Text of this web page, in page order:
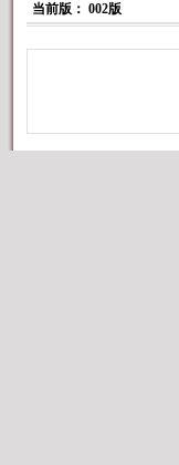
当前版： 002版